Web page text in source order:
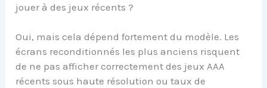
jouer à des jeux récents ?
Oui, mais cela dépend fortement du modèle. Les
écrans reconditionnés les plus anciens risquent
de ne pas afficher correctement des jeux AAA
récents sous haute résolution ou taux de